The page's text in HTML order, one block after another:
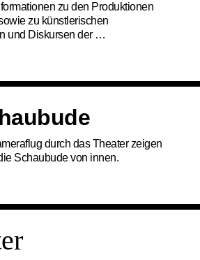
zu den Produktionen
zu künstlerischen
und Diskursen der …
durch das Theater zeigen
Schaubude von innen.
Newsletter